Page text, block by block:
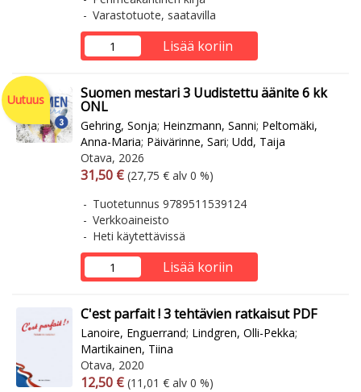
Varastotuote, saatavilla
Lisää koriin
Uutuus Suomen mestari 3 Uudistettu äänite 6 kk
ONL
Gehring, Sonja; Heinzmann, Sanni; Peltomäki,
Anna-Maria; Päivärinne, Sari; Udd, Taija
Otava, 2026
Arvonlisäverollinen hinta
31,50 € Arvonlisäveroton hinta
(27,75 € alv 0 %)
Tuotetunnus 9789511539124
Verkkoaineisto
Heti käytettävissä
Lisää koriin
C'est parfait ! 3 tehtävien ratkaisut PDF
Lanoire, Enguerrand; Lindgren, Olli-Pekka;
Martikainen, Tiina
Otava, 2020
Arvonlisäverollinen hinta
12,50 € Arvonlisäveroton hinta
(11,01 € alv 0 %)